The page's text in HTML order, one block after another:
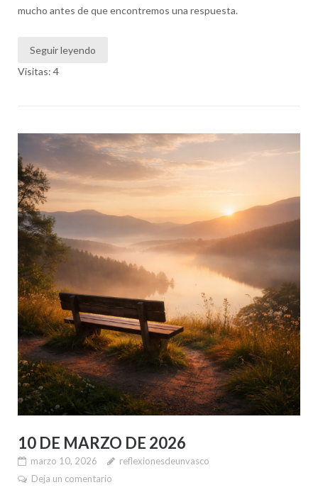
mucho antes de que encontremos una respuesta.
Seguir leyendo
Visitas: 4
10 DE MARZO DE 2026
marzo 10, 2026
reflexionesdeunvasco
Deja un comentario